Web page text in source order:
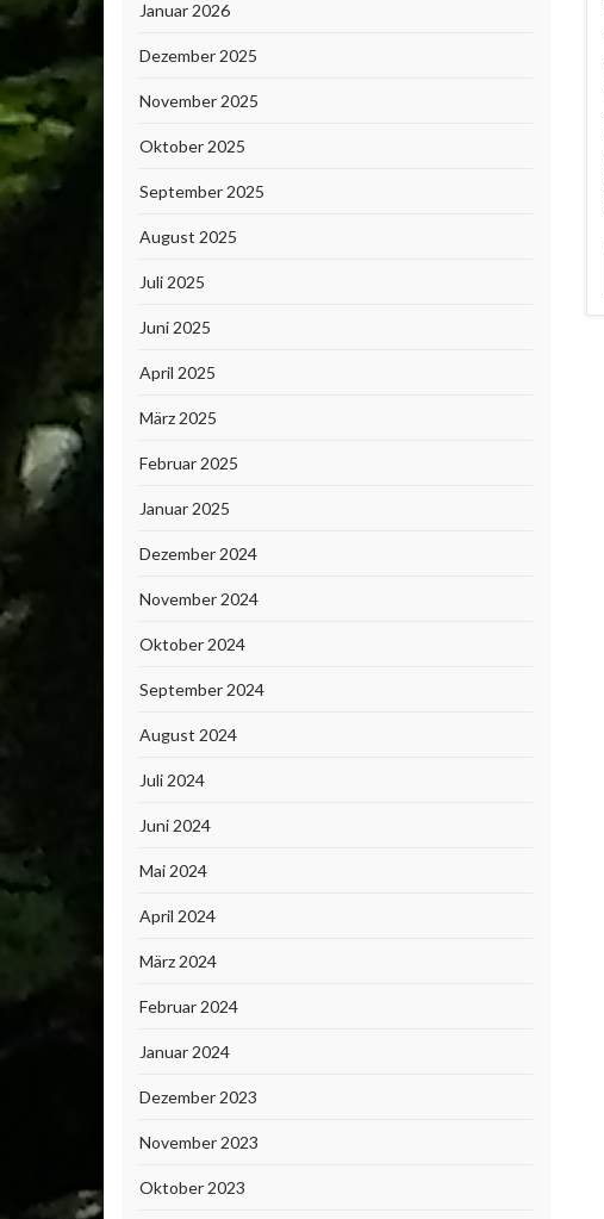
Januar 2026
Dezember 2025
November 2025
Oktober 2025
September 2025
August 2025
Juli 2025
Juni 2025
April 2025
März 2025
Februar 2025
Januar 2025
Dezember 2024
November 2024
Oktober 2024
September 2024
August 2024
Juli 2024
Juni 2024
Mai 2024
April 2024
März 2024
Februar 2024
Januar 2024
Dezember 2023
November 2023
Oktober 2023